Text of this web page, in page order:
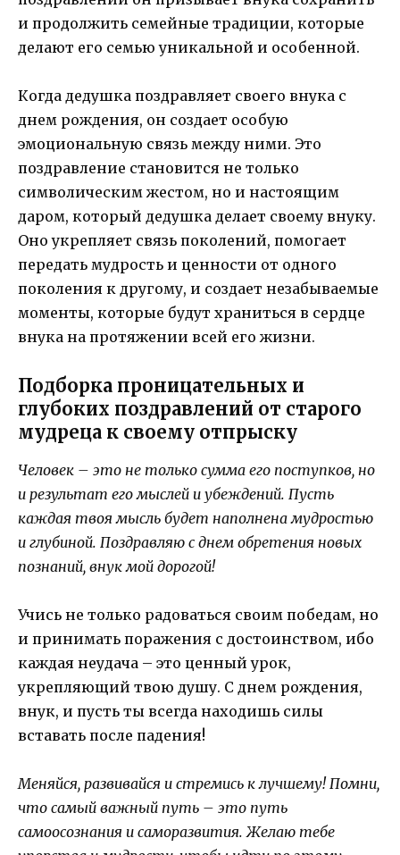
и продолжить семейные традиции, которые
делают его семью уникальной и особенной.
Когда дедушка поздравляет своего внука с
днем рождения, он создает особую
эмоциональную связь между ними. Это
поздравление становится не только
символическим жестом, но и настоящим
даром, который дедушка делает своему внуку.
Оно укрепляет связь поколений, помогает
передать мудрость и ценности от одного
поколения к другому, и создает незабываемые
моменты, которые будут храниться в сердце
внука на протяжении всей его жизни.
Подборка проницательных и
глубоких поздравлений от старого
мудреца к своему отпрыску
Человек – это не только сумма его поступков, но
и результат его мыслей и убеждений. Пусть
каждая твоя мысль будет наполнена мудростью
и глубиной. Поздравляю с днем обретения новых
познаний, внук мой дорогой!
Учись не только радоваться своим победам, но
и принимать поражения с достоинством, ибо
каждая неудача – это ценный урок,
укрепляющий твою душу. С днем рождения,
внук, и пусть ты всегда находишь силы
вставать после падения!
Меняйся, развивайся и стремись к лучшему! Помни,
что самый важный путь – это путь
самоосознания и саморазвития. Желаю тебе